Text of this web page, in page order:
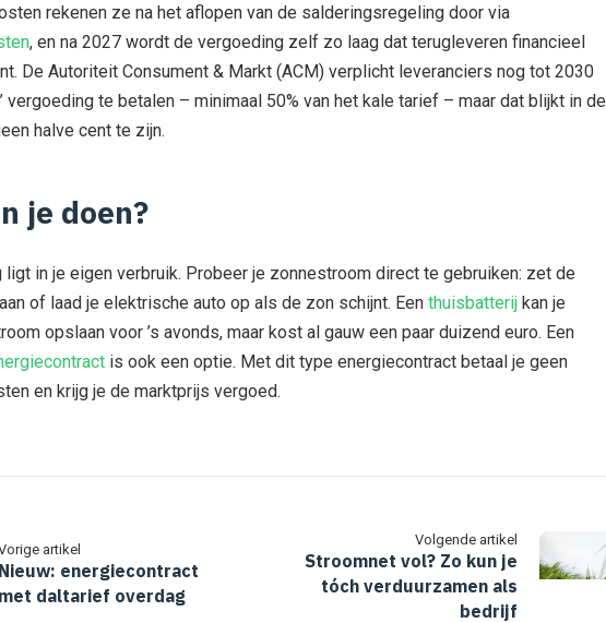
rekenen ze na het aflopen van de salderingsregeling door via
, en na 2027 wordt de vergoeding zelf zo laag dat terugleveren financieel
De Autoriteit Consument & Markt (ACM) verplicht leveranciers nog tot 2030
vergoeding te betalen – minimaal 50% van het kale tarief – maar dat blijkt in de
halve cent te zijn.
je doen?
in je eigen verbruik. Probeer je zonnestroom direct te gebruiken: zet de
of laad je elektrische auto op als de zon schijnt. Een thuisbatterij kan je
opslaan voor ’s avonds, maar kost al gauw een paar duizend euro. Een
is ook een optie. Met dit type energiecontract betaal je geen
en krijg je de marktprijs vergoed.
artikel
Nieuw: energiecontract
met daltarief overdag
Volgende artikel
Stroomnet vol? Zo kun je
tóch verduurzamen als
bedrijf